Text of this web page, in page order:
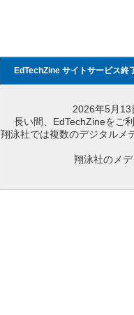
EdTechZine サイトサービス終
2026年5月13
長い間、EdTechZineをご
翔泳社では複数のデジタルメ
翔泳社のメデ